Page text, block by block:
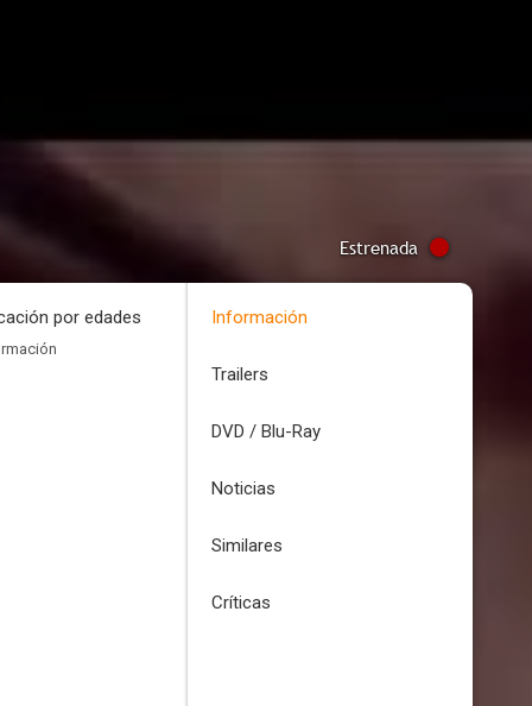
Estrenada
por edades Información
Trailers
DVD / Blu-Ray
Noticias
Similares
Críticas